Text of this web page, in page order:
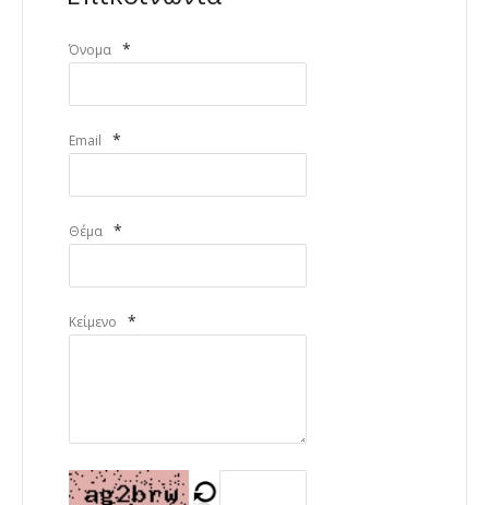
Όνομα *
Email *
Θέμα *
Κείμενο *